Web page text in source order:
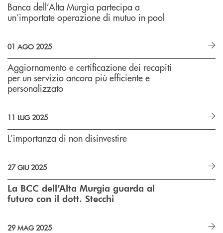
Banca dell’Alta Murgia partecipa a
un’importate operazione di mutuo in pool
01 AGO 2025
Aggiornamento e certificazione dei recapiti
per un servizio ancora più efficiente e
personalizzato
11 LUG 2025
L’importanza di non disinvestire
27 GIU 2025
La BCC dell’Alta Murgia guarda al
futuro con il dott. Stecchi
29 MAG 2025